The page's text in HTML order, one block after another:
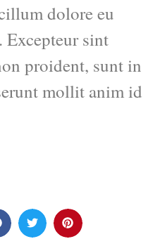
dolore eu
sint
proident, sunt in
mollit anim id